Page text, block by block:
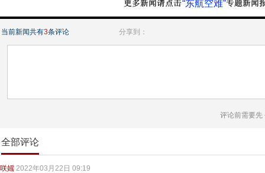
“东航空难”
当前新闻共有3条评论 分享到：
评论前需要先
全部评论
咲媱 2022年03月22日 09:19